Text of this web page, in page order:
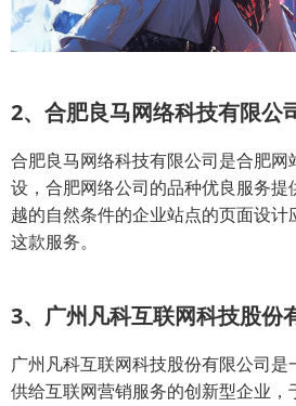
2、合肥良马网络科技有限公
合肥良马网络科技有限公司是合肥网
设，合肥网络公司的品种优良服务
越的自然条件的企业站点的页面设
这款服务。
3、广州凡科互联网科技股份
广州凡科互联网科技股份有限公司
供给互联网营销服务的创新型企业